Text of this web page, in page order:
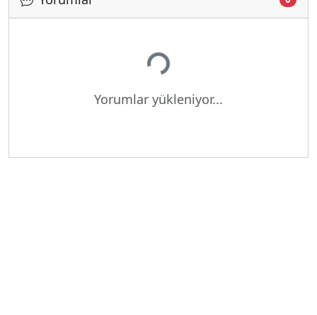
Yükleniyor...
Yorumlar yükleniyor...